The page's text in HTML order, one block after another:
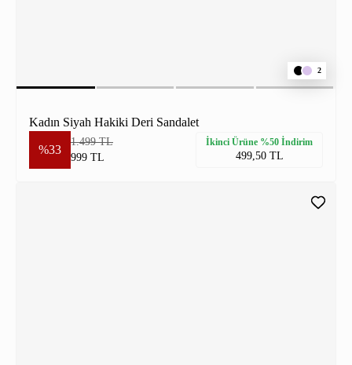
2
Kadın Siyah Hakiki Deri Sandalet
%33
1.499 TL
999 TL
İkinci Ürüne %50 İndirim
499,50 TL